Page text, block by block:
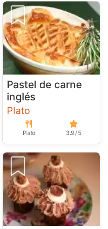
Pastel de carne
inglés
Plato
Plato 3.9 / 5